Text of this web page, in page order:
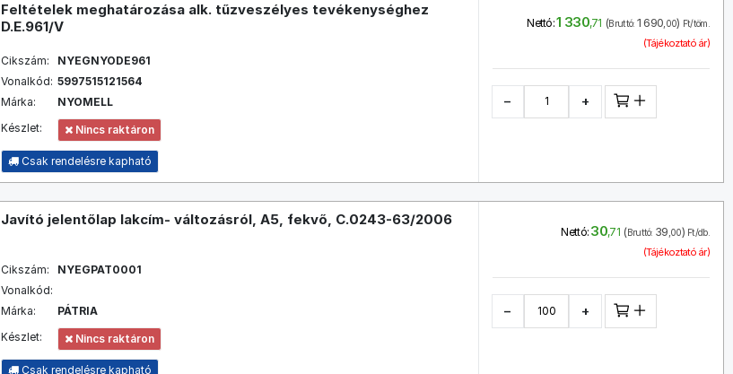
Feltételek meghatározása alk. tűzveszélyes tevékenységhez
D.E.961/V
Cikszám:
NYEGNYODE961
Vonalkód: 5997515121564
Márka:
NYOMELL
Készlet:
Nincs raktáron
Csak rendelésre kapható
Nettó:1 330,71 (Bruttó: 1 690,00) Ft/töm.
(Tájékoztató ár)
− +
Javító jelentőlap lakcím- változásról, A5, fekvő, C.0243-63/2006
Cikszám:
NYEGPAT0001
Vonalkód:
Márka:
PÁTRIA
Készlet:
Nincs raktáron
Csak rendelésre kapható
Nettó: 30,71 (Bruttó: 39,00) Ft/db.
(Tájékoztató ár)
− +